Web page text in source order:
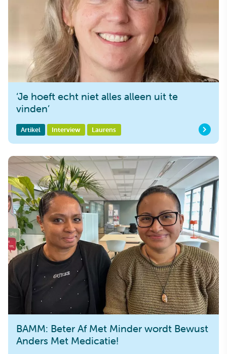
‘Je hoeft echt niet alles alleen uit te
vinden’
Artikel Interview Laurens
BAMM: Beter Af Met Minder wordt Bewust
Anders Met Medicatie!